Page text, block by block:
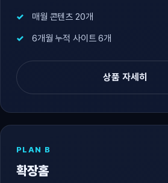
매월 콘텐츠 20개
6개월 누적 사이트 6개
상품 자세히
PLAN B
확장홈